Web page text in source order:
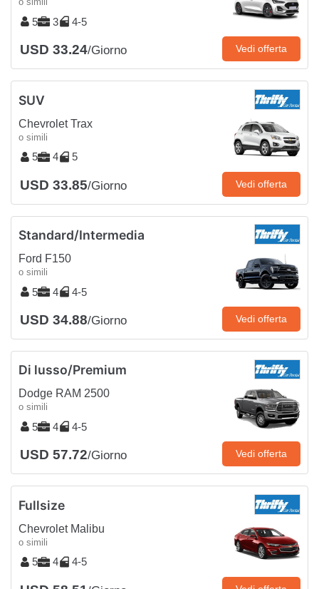
5 3 4-5
USD 33.24/Giorno Vedi offerta
SUV
Chevrolet Trax
o simili
5 4 5
USD 33.85/Giorno Vedi offerta
Standard/Intermedia
Ford F150
o simili
5 4 4-5
USD 34.88/Giorno Vedi offerta
Di lusso/Premium
Dodge RAM 2500
o simili
5 4 4-5
USD 57.72/Giorno Vedi offerta
Fullsize
Chevrolet Malibu
o simili
5 4 4-5